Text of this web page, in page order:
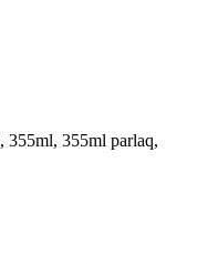
355ml, 355ml parlaq,